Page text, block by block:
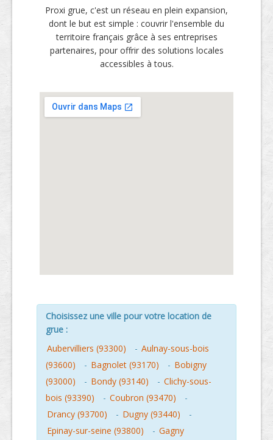
Proxi grue, c'est un réseau en plein expansion,
dont le but est simple : couvrir l'ensemble du
territoire français grâce à ses entreprises
partenaires, pour offrir des solutions locales
accessibles à tous.
Choisissez une ville pour votre location de
grue :
Aubervilliers (93300)
- Aulnay-sous-bois
(93600)
- Bagnolet (93170) - Bobigny
(93000)
- Bondy (93140) - Clichy-sous-
bois (93390)
- Coubron (93470)
-
Drancy (93700)
- Dugny (93440)
-
Epinay-sur-seine (93800)
- Gagny